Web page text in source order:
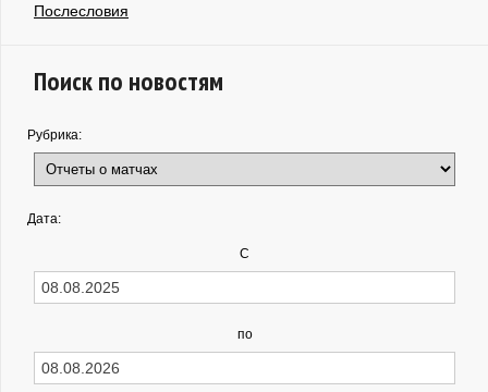
Послесловия
Поиск по новостям
Рубрика:
Дата:
С
по